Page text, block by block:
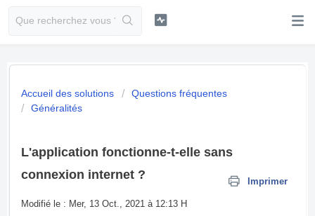
Accueil des solutions
Questions fréquentes
Généralités
L'application fonctionne-t-elle sans
connexion internet ?
Imprimer
Modifié le : Mer, 13 Oct., 2021 à 12:13 H